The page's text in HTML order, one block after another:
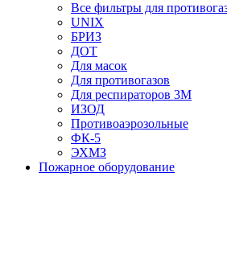
Все фильтры для
UNIX
БРИЗ
ДОТ
Для масок
Для противогазов
Для респираторов 3М
ИЗОД
Противоаэрозольные
ФК-5
ЭХМЗ
Пожарное оборудование